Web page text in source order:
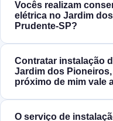
Vocês realizam
elétrica no Jardim
Prudente‑SP?
Contratar instalação
Jardim dos
próximo de mim vale
O serviço de